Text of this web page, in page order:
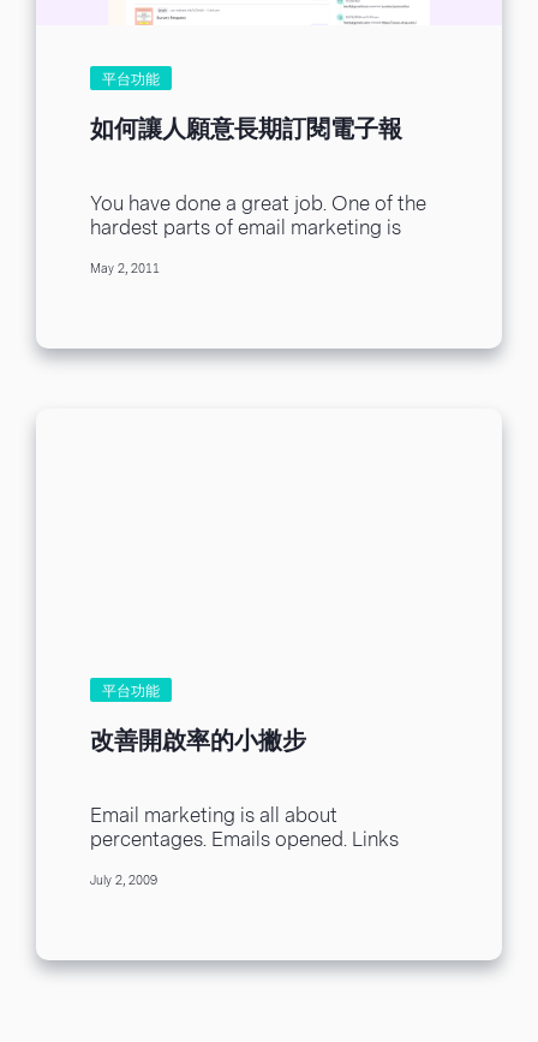
平台功能
如何讓人願意長期訂閱電子報
You have done a great job. One of the
hardest parts of email marketing is
May 2, 2011
平台功能
改善開啟率的小撇步
Email marketing is all about
percentages. Emails opened. Links
of this matters without the...
July 2, 2009